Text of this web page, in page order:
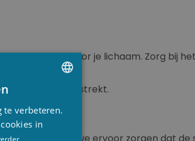
maken voor je lichaam. Zorg bij
been gestrekt.
te verbeteren.
in